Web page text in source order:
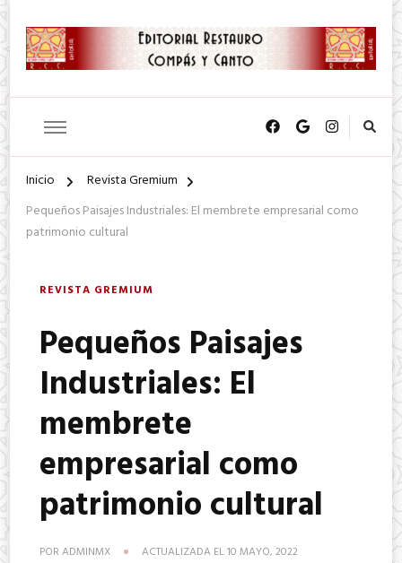
Inicio
Revista Gremium
Pequeños Paisajes Industriales: El membrete empresarial como
patrimonio cultural
REVISTA GREMIUM
Pequeños Paisajes
Industriales: El
membrete
empresarial como
patrimonio cultural
POR ADMINMX ACTUALIZADA EL10 MAYO, 2022